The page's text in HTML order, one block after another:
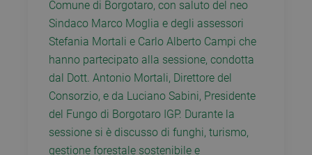
Comune di Borgotaro, con saluto del neo
Sindaco Marco Moglia e degli assessori
Stefania Mortali e Carlo Alberto Campi che
hanno partecipato alla sessione, condotta
dal Dott.Antonio Mortali, Direttore del
Consorzio, e da Luciano Sabini, Presidente
del Fungo di Borgotaro IGP. Durante la
sessione si è discusso di funghi, turismo,
gestione forestale sostenibile e